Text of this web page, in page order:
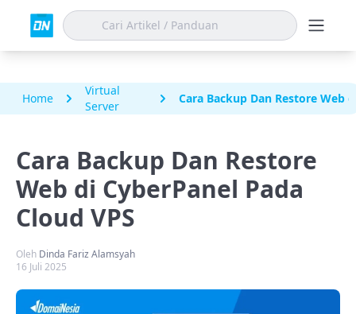
Home
Virtual
Server
Cara Backup Dan Restore Web
Cara Backup Dan Restore
Web di CyberPanel Pada
Cloud VPS
Oleh Dinda Fariz Alamsyah
16 Juli 2025